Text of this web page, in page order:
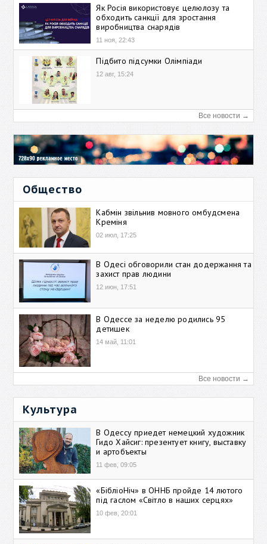
Як Росія використовує целюлозу та
обходить санкції для зростання
виробництва снарядів
11 ноя, 22:43
Підбито підсумки Олімпіади
12 авг, 15:24
Все новости →
Общество
Кабмін звільнив мовного омбудсмена
Креміня
02 июл, 17:25
В Одесі обговорили стан додержання та
захист прав людини
12 июн, 17:51
В Одессе за неделю родились 95
детишек
14 май, 11:01
Все новости →
Культура
В Одессу приедет немецкий художник
Гидо Хайсиг: презентует книгу, выставку
и артобъекты
11 фев, 09:05
«БібліоНіч» в ОННБ пройде 14 лютого
під гаслом «Світло в наших серцях»
10 фев, 20:01